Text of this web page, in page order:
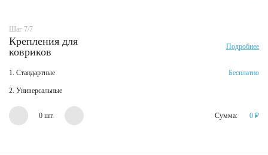
Шаг 7/7
Крепления для
ковриков
Подробнее
1. Стандартные Бесплатно
2. Универсальные
0 шт. Сумма: 0 ₽